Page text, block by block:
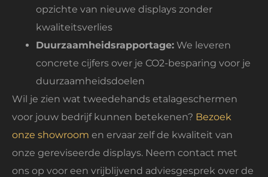
opzichte van nieuwe displays zonder
kwaliteitsverlies
Duurzaamheidsrapportage: We leveren
concrete cijfers over je CO2-besparing voor je
duurzaamheidsdoelen
Wil je zien wat tweedehands etalageschermen
voor jouw bedrijf kunnen betekenen? Bezoek
onze showroom en ervaar zelf de kwaliteit van
onze gereviseerde displays. Neem contact met
ons op voor een vrijblijvend adviesgesprek over de